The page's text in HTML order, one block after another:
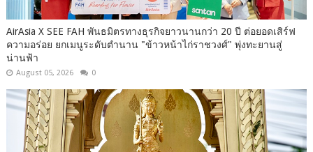
AirAsia X SEE FAH พันธมิตรทางธุรกิจยาวนานกว่า 20 ปี ต่อยอดเสิร์ฟ
ความอร่อย ยกเมนูระดับตำนาน "ข้าวหน้าไก่ราชวงศ์" พุ่งทะยานสู่
น่านฟ้า
August 05, 2026 0